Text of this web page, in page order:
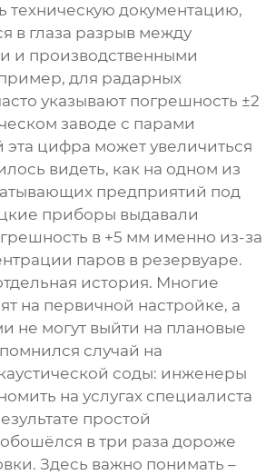
техническую документацию,
в глаза разрыв между
и производственными
для радарных
указывают погрешность ±2
заводе с парами
эта цифра может увеличиться
видеть, как на одном из
предприятий под
приборы выдавали
в +5 мм именно из-за
паров в резервуаре.
история. Многие
на первичной настройке, а
не могут выйти на плановые
случай на
соды: инженеры
на услугах специалиста
простой
в три раза дороже
Здесь важно понимать –